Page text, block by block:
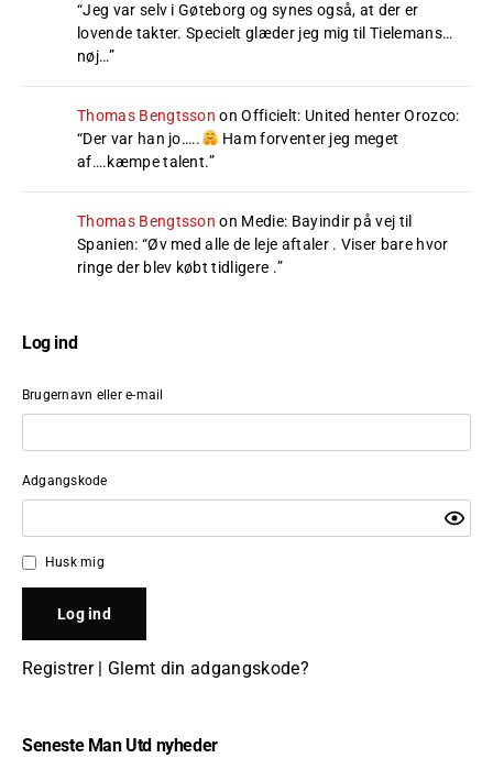
“Jeg var selv i Gøteborg og synes også, at der er
lovende takter. Specielt glæder jeg mig til Tielemans…
nøj…”
Thomas Bengtsson onOfficielt: United henter Orozco:
“Der var han jo…..
Ham forventer jeg meget
af….kæmpe talent.”
Thomas Bengtsson on Medie: Bayindir på vej til
Spanien: “Øv med alle de leje aftaler . Viser bare hvor
ringe der blev købt tidligere .”
Log ind
Brugernavn eller e-mail
Adgangskode
Husk mig
Registrer| Glemt din adgangskode?
Seneste Man Utd nyheder